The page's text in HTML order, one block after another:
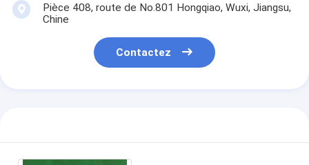
Pièce 408, route de No.801 Hongqiao, Wuxi, Jiangsu,
Chine
Contactez